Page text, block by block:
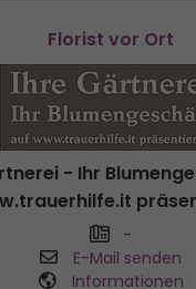
Florist vor Ort
- Ihr
-
E-Mail senden
Informationen